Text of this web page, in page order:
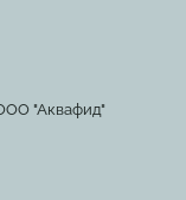
"Аквафид"